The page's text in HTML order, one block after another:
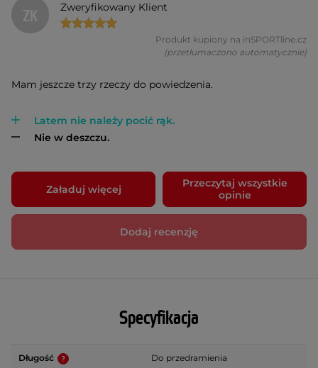
ZK Zweryfikowany Klient
Produkt kupiony na inSPORTline.cz
(przetłumaczono automatycznie)
Mam jeszcze trzy rzeczy do powiedzenia.
Latem nie należy pocić rąk.
Nie w deszczu.
Załaduj więcej
Przeczytaj wszystkie
opinie
Dodaj recenzję
Specyfikacja
Długość Do przedramienia